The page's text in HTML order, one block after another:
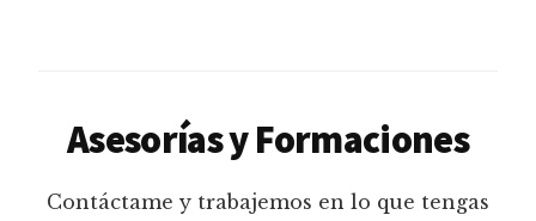
Asesorías y Formaciones
Contáctame y trabajemos en lo que tengas